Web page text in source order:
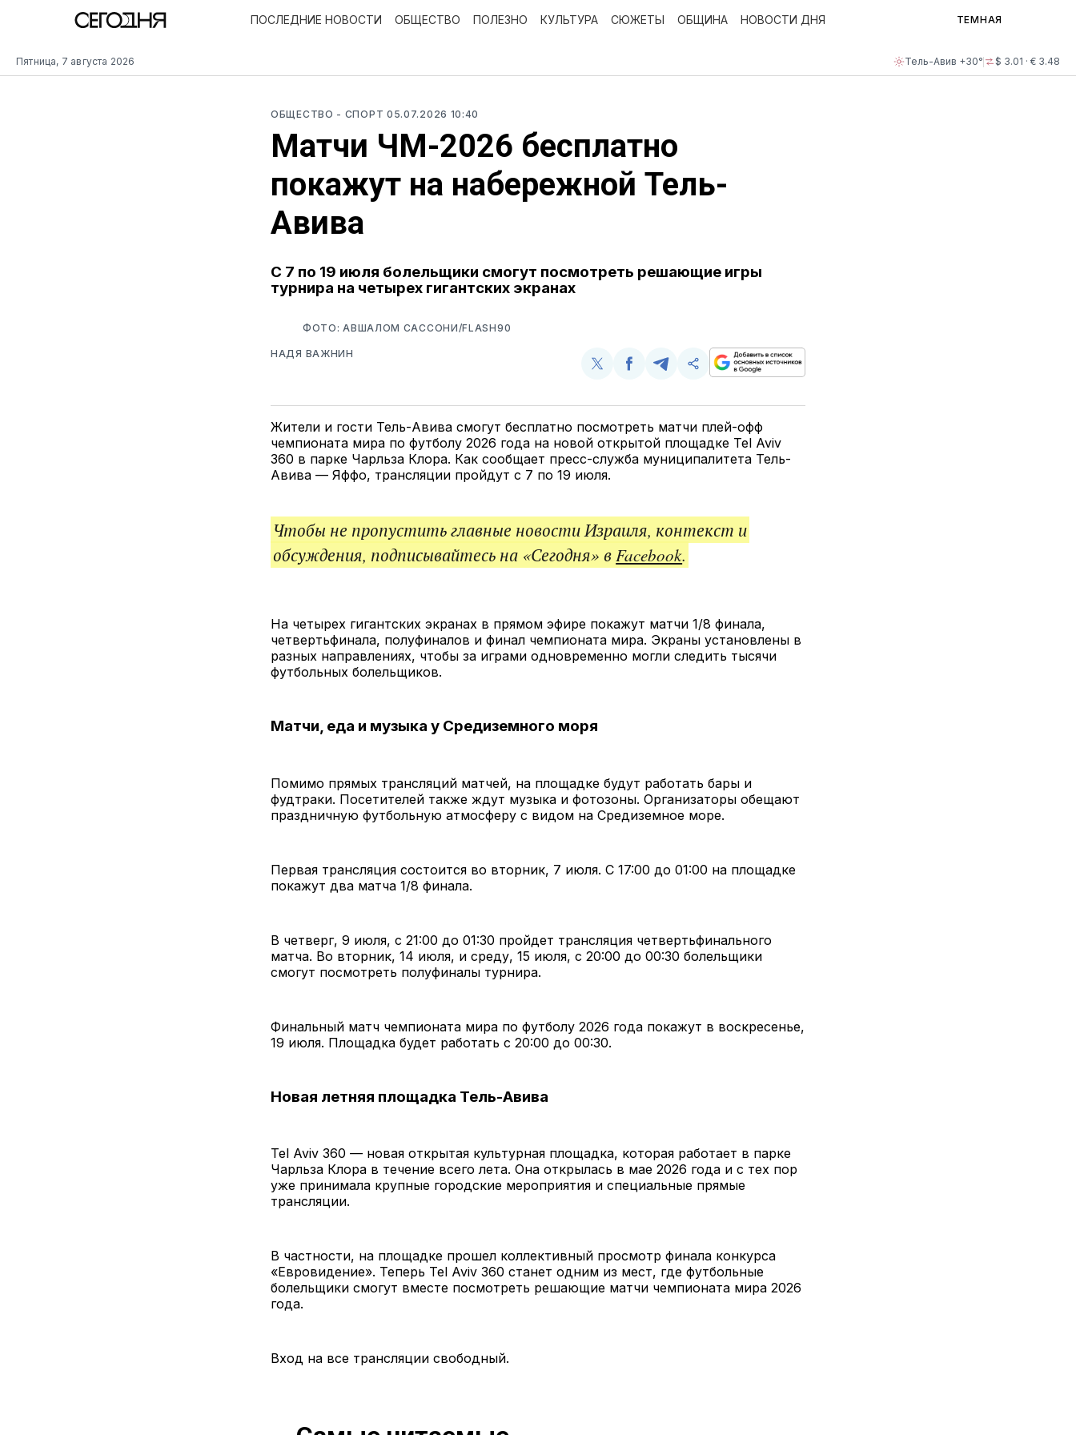
Пятница, 7 августа 2026 Тель-Авив +30° $ 3.01 · € 3.48
ПОСЛЕДНИЕ НОВОСТИ ОБЩЕСТВО ПОЛЕЗНО КУЛЬТУРА СЮЖЕТЫ ОБЩИНА НОВОСТИ ДНЯ ТЕМНАЯ
ОБЩЕСТВО - СПОРТ 05.07.2026 10:40
Матчи ЧМ-2026 бесплатно
покажут на набережной Тель-
Авива
С 7 по 19 июля болельщики смогут посмотреть решающие игры
турнира на четырех гигантских экранах
ФОТО: АВШАЛОМ САССОНИ/FLASH90
НАДЯ ВАЖНИН
Поделиться
Twitter
Поделиться
Facebook
Поделиться
Telegram
Скопируйте
поделитесь
ссылкой
Жители и гости Тель-Авива смогут бесплатно посмотреть матчи плей-офф
чемпионата мира по футболу 2026 года на новой открытой площадке Tel Aviv
360 в парке Чарльза Клора. Как сообщает пресс-служба муниципалитета Тель-
Авива — Яффо, трансляции пройдут с 7 по 19 июля.
Чтобы не пропустить главные новости Израиля, контекст и
обсуждения, подписывайтесь на «Сегодня» вFacebook.
На четырех гигантских экранах в прямом эфире покажут матчи 1/8 финала,
четвертьфинала, полуфиналов и финал чемпионата мира. Экраны установлены в
разных направлениях, чтобы за играми одновременно могли следить тысячи
футбольных болельщиков.
Матчи, еда и музыка у Средиземного моря
Помимо прямых трансляций матчей, на площадке будут работать бары и
фудтраки. Посетителей также ждут музыка и фотозоны. Организаторы обещают
праздничную футбольную атмосферу с видом на Средиземное море.
Первая трансляция состоится во вторник, 7 июля. С 17:00 до 01:00 на площадке
покажут два матча 1/8 финала.
В четверг, 9 июля, с 21:00 до 01:30 пройдет трансляция четвертьфинального
матча. Во вторник, 14 июля, и среду, 15 июля, с 20:00 до 00:30 болельщики
смогут посмотреть полуфиналы турнира.
Финальный матч чемпионата мира по футболу 2026 года покажут в воскресенье,
19 июля. Площадка будет работать с 20:00 до 00:30.
Новая летняя площадка Тель-Авива
Tel Aviv 360 — новая открытая культурная площадка, которая работает в парке
Чарльза Клора в течение всего лета. Она открылась в мае 2026 года и с тех пор
уже принимала крупные городские мероприятия и специальные прямые
трансляции.
В частности, на площадке прошел коллективный просмотр финала конкурса
«Евровидение». Теперь Tel Aviv 360 станет одним из мест, где футбольные
болельщики смогут вместе посмотреть решающие матчи чемпионата мира 2026
года.
Вход на все трансляции свободный.